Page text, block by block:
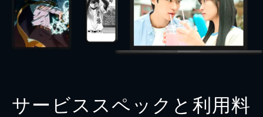
サービススペックと利用料